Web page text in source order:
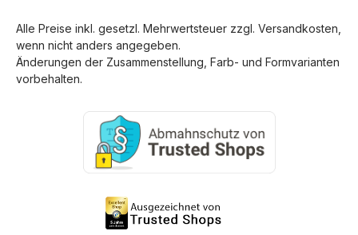
Alle Preise inkl. gesetzl. Mehrwertsteuer zzgl. Versandkosten
wenn nicht anders angegeben.
Änderungen der Zusammenstellung, Farb- und Formvarianten
vorbehalten.